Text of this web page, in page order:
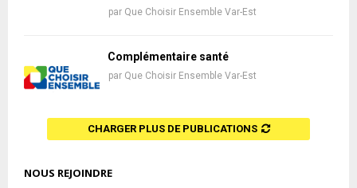
par Que Choisir Ensemble Var-Est
Complémentaire santé
par Que Choisir Ensemble Var-Est
CHARGER PLUS DE PUBLICATIONS
NOUS REJOINDRE